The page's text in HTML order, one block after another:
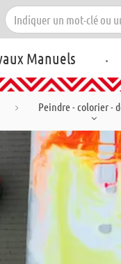
Manuels .
Peindre - colorier -